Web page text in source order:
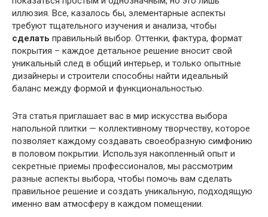
иллюзия. Все, казалось бы, элементарные аспекты
требуют тщательного изучения и анализа, чтобы
сделать правильный выбор. Оттенки, фактура, формат
покрытия – каждое детальное решение вносит свой
уникальный след в общий интерьер, и только опытные
дизайнеры и строители способны найти идеальный
баланс между формой и функциональностью.
Эта статья приглашает вас в мир искусства выбора
напольной плитки — коллективному творчеству, которое
позволяет каждому создавать своеобразную симфонию
в половом покрытии. Используя накопленный опыт и
секретные приемы профессионалов, мы рассмотрим
разные аспекты выбора, чтобы помочь вам сделать
правильное решение и создать уникальную, подходящую
именно вам атмосферу в каждом помещении.